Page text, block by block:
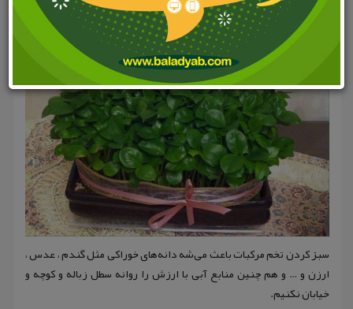
جایگزین سبزه عید
سبز کردن تخم مرکبات باعث می‌شه دانه‌های خوراکی مثل گندم ، عدس ،
ارزن و … و هم چنین منابع آبی با ارزش را روانه سطل زباله و کوچه و
خیابان نکنیم.